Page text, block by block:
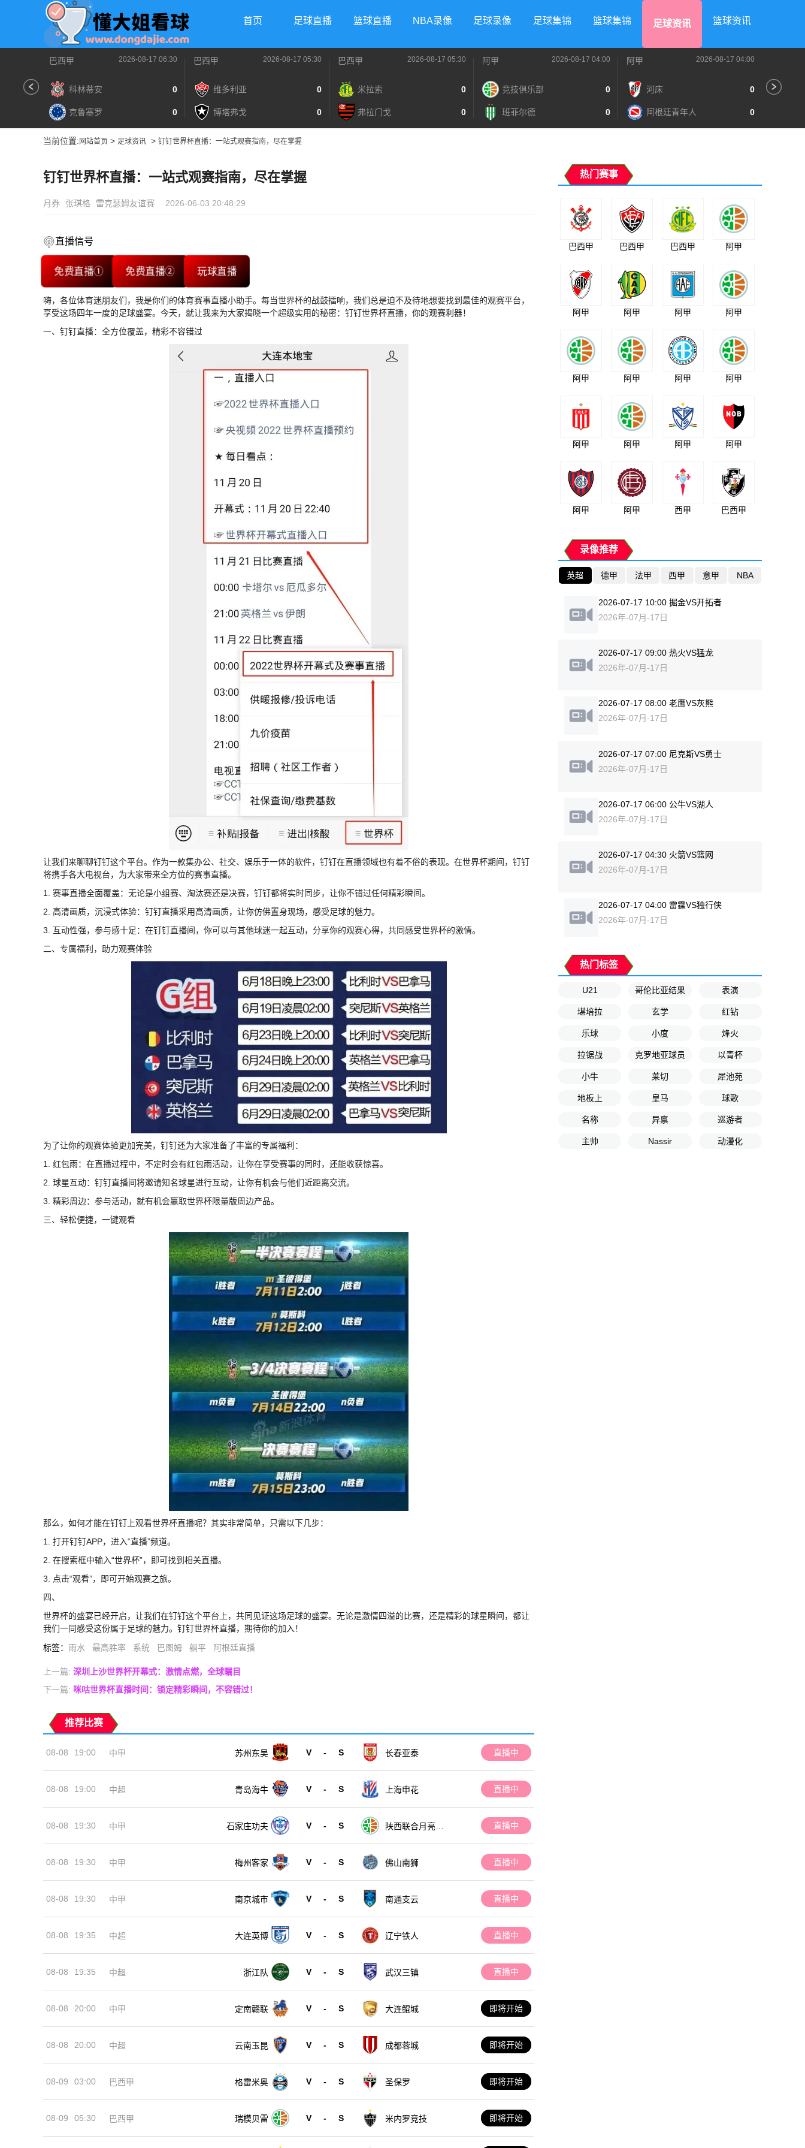
首页 足球直播 篮球直播 NBA录像 足球录像 足球集锦 篮球集锦 足球资讯 篮球资讯
巴西甲 2026-08-17 06:30
科林蒂安 0
克鲁塞罗 0
巴西甲 2026-08-17 05:30
维多利亚 0
博塔弗戈 0
巴西甲 2026-08-17 05:30
米拉索 0
弗拉门戈 0
阿甲 2026-08-17 04:00
竞技俱乐部 0
班菲尔德 0
阿甲 2026-08-17 04:00
河床 0
阿根廷青年人 0
当前位置: 网站首页 > 足球资讯 > 钉钉世界杯直播：一站式观赛指南，尽在掌握
钉钉世界杯直播：一站式观赛指南，尽在掌握
月券 张琪格 雷克瑟姆友谊赛 2026-06-03 20:48:29
直播信号
免费直播① 免费直播② 玩球直播
嗨，各位体育迷朋友们，我是你们的体育赛事直播小助手。每当世界杯的战鼓擂响，我们总是迫不及待地想要找到最佳的观赛平台，
享受这场四年一度的足球盛宴。今天，就让我来为大家揭晓一个超级实用的秘密：钉钉世界杯直播，你的观赛利器！
一、钉钉直播：全方位覆盖，精彩不容错过
让我们来聊聊钉钉这个平台。作为一款集办公、社交、娱乐于一体的软件，钉钉在直播领域也有着不俗的表现。在世界杯期间，钉钉
将携手各大电视台，为大家带来全方位的赛事直播。
1. 赛事直播全面覆盖：无论是小组赛、淘汰赛还是决赛，钉钉都将实时同步，让你不错过任何精彩瞬间。
2. 高清画质，沉浸式体验：钉钉直播采用高清画质，让你仿佛置身现场，感受足球的魅力。
3. 互动性强，参与感十足：在钉钉直播间，你可以与其他球迷一起互动，分享你的观赛心得，共同感受世界杯的激情。
二、专属福利，助力观赛体验
为了让你的观赛体验更加完美，钉钉还为大家准备了丰富的专属福利：
1. 红包雨：在直播过程中，不定时会有红包雨活动，让你在享受赛事的同时，还能收获惊喜。
2. 球星互动：钉钉直播间将邀请知名球星进行互动，让你有机会与他们近距离交流。
3. 精彩周边：参与活动，就有机会赢取世界杯限量版周边产品。
三、轻松便捷，一键观看
那么，如何才能在钉钉上观看世界杯直播呢？其实非常简单，只需以下几步：
1. 打开钉钉APP，进入“直播”频道。
2. 在搜索框中输入“世界杯”，即可找到相关直播。
3. 点击“观看”，即可开始观赛之旅。
四、
世界杯的盛宴已经开启，让我们在钉钉这个平台上，共同见证这场足球的盛宴。无论是激情四溢的比赛，还是精彩的球星瞬间，都让
我们一同感受这份属于足球的魅力。钉钉世界杯直播，期待你的加入！
标签： 雨水 最高胜率 系统 巴图姆 躺平 阿根廷直播
上一篇: 深圳上沙世界杯开幕式：激情点燃，全球瞩目
下一篇: 咪咕世界杯直播时间：锁定精彩瞬间，不容错过！
推荐比赛
08-08 19:00 中甲 苏州东吴 V - S 长春亚泰 直播中
08-08 19:00 中超 青岛海牛 V - S 上海申花 直播中
08-08 19:30 中甲 石家庄功夫 V - S
陕西联合月亮泊
直播中
08-08 19:30 中甲 梅州客家 V - S 佛山南狮 直播中
08-08 19:30 中甲 南京城市 V - S 南通支云 直播中
08-08 19:35 中超 大连英博 V - S 辽宁铁人 直播中
08-08 19:35 中超 浙江队 V - S 武汉三镇 直播中
08-08 20:00 中甲 定南赣联 V - S 大连鲲城 即将开始
08-08 20:00 中超 云南玉昆 V - S 成都蓉城 即将开始
08-09 03:00 巴西甲 格雷米奥 V - S 圣保罗 即将开始
08-09 05:30 巴西甲 瑞模贝雷 V - S 米内罗竞技 即将开始
热门赛事
巴西甲 巴西甲 巴西甲 阿甲
阿甲 阿甲 阿甲 阿甲
阿甲 阿甲 阿甲 阿甲
阿甲 阿甲 阿甲 阿甲
阿甲 阿甲 西甲 巴西甲
录像推荐
英超 德甲 法甲 西甲 意甲 NBA
2026-07-17 10:00 掘金VS开拓者
2026年-07月-17日
2026-07-17 09:00 热火VS猛龙
2026年-07月-17日
2026-07-17 08:00 老鹰VS灰熊
2026年-07月-17日
2026-07-17 07:00 尼克斯VS勇士
2026年-07月-17日
2026-07-17 06:00 公牛VS湖人
2026年-07月-17日
2026-07-17 04:30 火箭VS篮网
2026年-07月-17日
2026-07-17 04:00 雷霆VS独行侠
2026年-07月-17日
热门标签
U21 哥伦比亚结果 表演
堪培拉 玄学 红钻
乐球 小度 烽火
拉锯战 克罗地亚球员 以青杯
小牛 莱切 犀池苑
地板上 皇马 球歌
名称 异禀 巡游者
主帅 Nassir 动漫化